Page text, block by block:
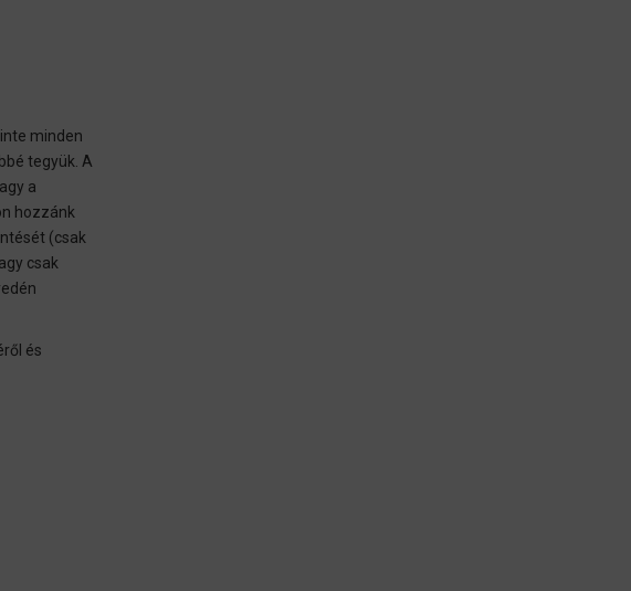
minden
tegyük. A
a
hozzánk
(csak
csak
és